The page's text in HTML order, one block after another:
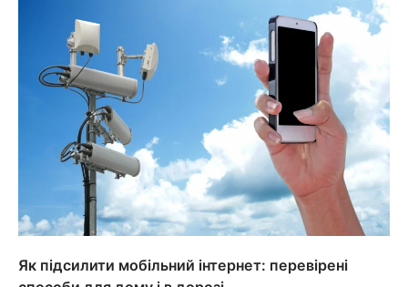
Як підсилити мобільний інтернет: перевірені